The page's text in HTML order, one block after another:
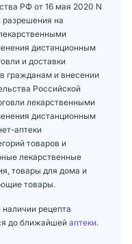
РФ от 16 мая 2020 N
на
дистанционным
и доставки
гражданам и внесении
Российской
лекарственными
дистанционным
аптеки
товаров и
лекарственные
товары для дома и
товары.
рецепта
до ближайшей аптеки.